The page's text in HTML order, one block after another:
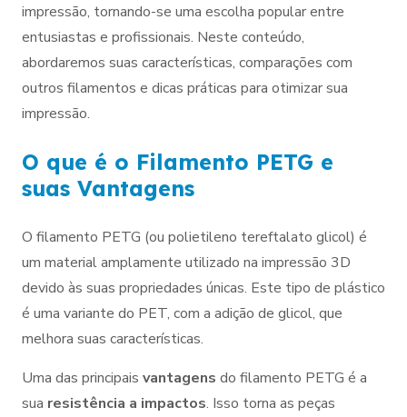
impressão, tornando-se uma escolha popular entre
entusiastas e profissionais. Neste conteúdo,
abordaremos suas características, comparações com
outros filamentos e dicas práticas para otimizar sua
impressão.
O que é o Filamento PETG e
suas Vantagens
O filamento PETG (ou polietileno tereftalato glicol) é
um material amplamente utilizado na impressão 3D
devido às suas propriedades únicas. Este tipo de plástico
é uma variante do PET, com a adição de glicol, que
melhora suas características.
Uma das principais vantagens do filamento PETG é a
sua resistência a impactos. Isso torna as peças